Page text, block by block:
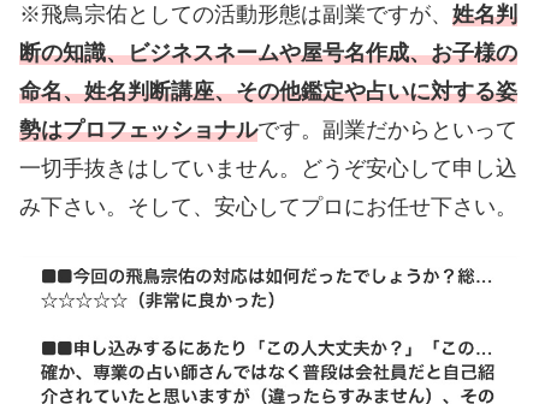
※飛鳥宗佑としての活動形態は副業ですが、 姓名判
断の知識、ビジネスネームや屋号名作成、お子様の
命名、姓名判断講座、その他鑑定や占いに対する姿
勢はプロフェッショナルです。副業だからといって
一切手抜きはしていません。どうぞ安心して申し込
み下さい。そして、安心してプロにお任せ下さい。